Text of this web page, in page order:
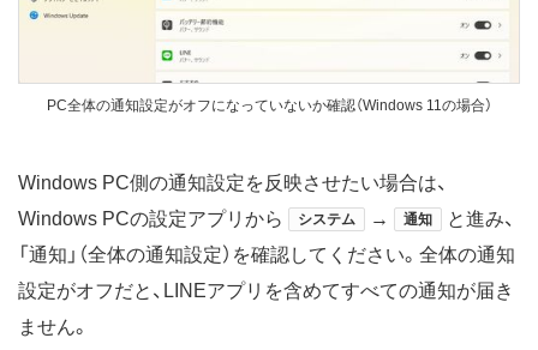
PC全体の通知設定がオフになっていないか確認（Windows 11の場合）
Windows PC側の通知設定を反映させたい場合は、
Windows PCの設定アプリから
システム → 通知
と進み、
「通知」（全体の通知設定）を確認してください。全体の通知
設定がオフだと、LINEアプリを含めてすべての通知が届き
ません。